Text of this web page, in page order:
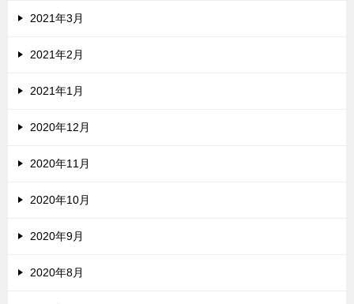
2021年3月
2021年2月
2021年1月
2020年12月
2020年11月
2020年10月
2020年9月
2020年8月